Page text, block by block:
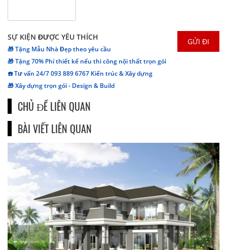
SỰ KIỆN ĐƯỢC YÊU THÍCH
🎁 Tặng Mẫu Nhà Đẹp theo yêu cầu
🎁 Tặng 70% Phí thiết kế nếu thi công nội thất trọn gói
☎️ Tư vấn 24/7 093 889 6767 Kiến trúc & Xây dựng
🎁 Xây dựng trọn gói - Design & Build
CHỦ ĐỀ LIÊN QUAN
BÀI VIẾT LIÊN QUAN